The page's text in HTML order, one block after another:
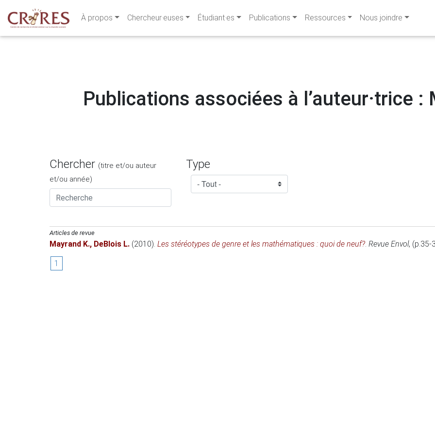
À propos Chercheur·euses Étudiant·es Publications Ressources Nous joindre
Publications associées à l’auteur·trice :
Chercher (titre et/ou auteur
et/ou année)
Type
Articles de revue
Mayrand K., DeBlois L. (2010). Les stéréotypes de genre et les mathématiques : quoi de neuf?. Revue Envol, (p.35-
1